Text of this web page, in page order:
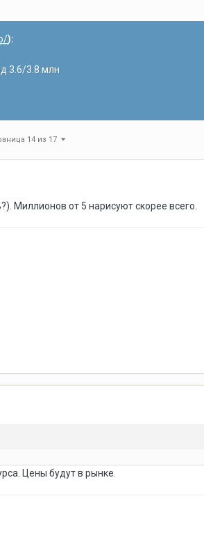
):
3.6/3.8 млн
14 из 17
Миллионов от 5 нарисуют скорее всего.
Цены будут в рынке.